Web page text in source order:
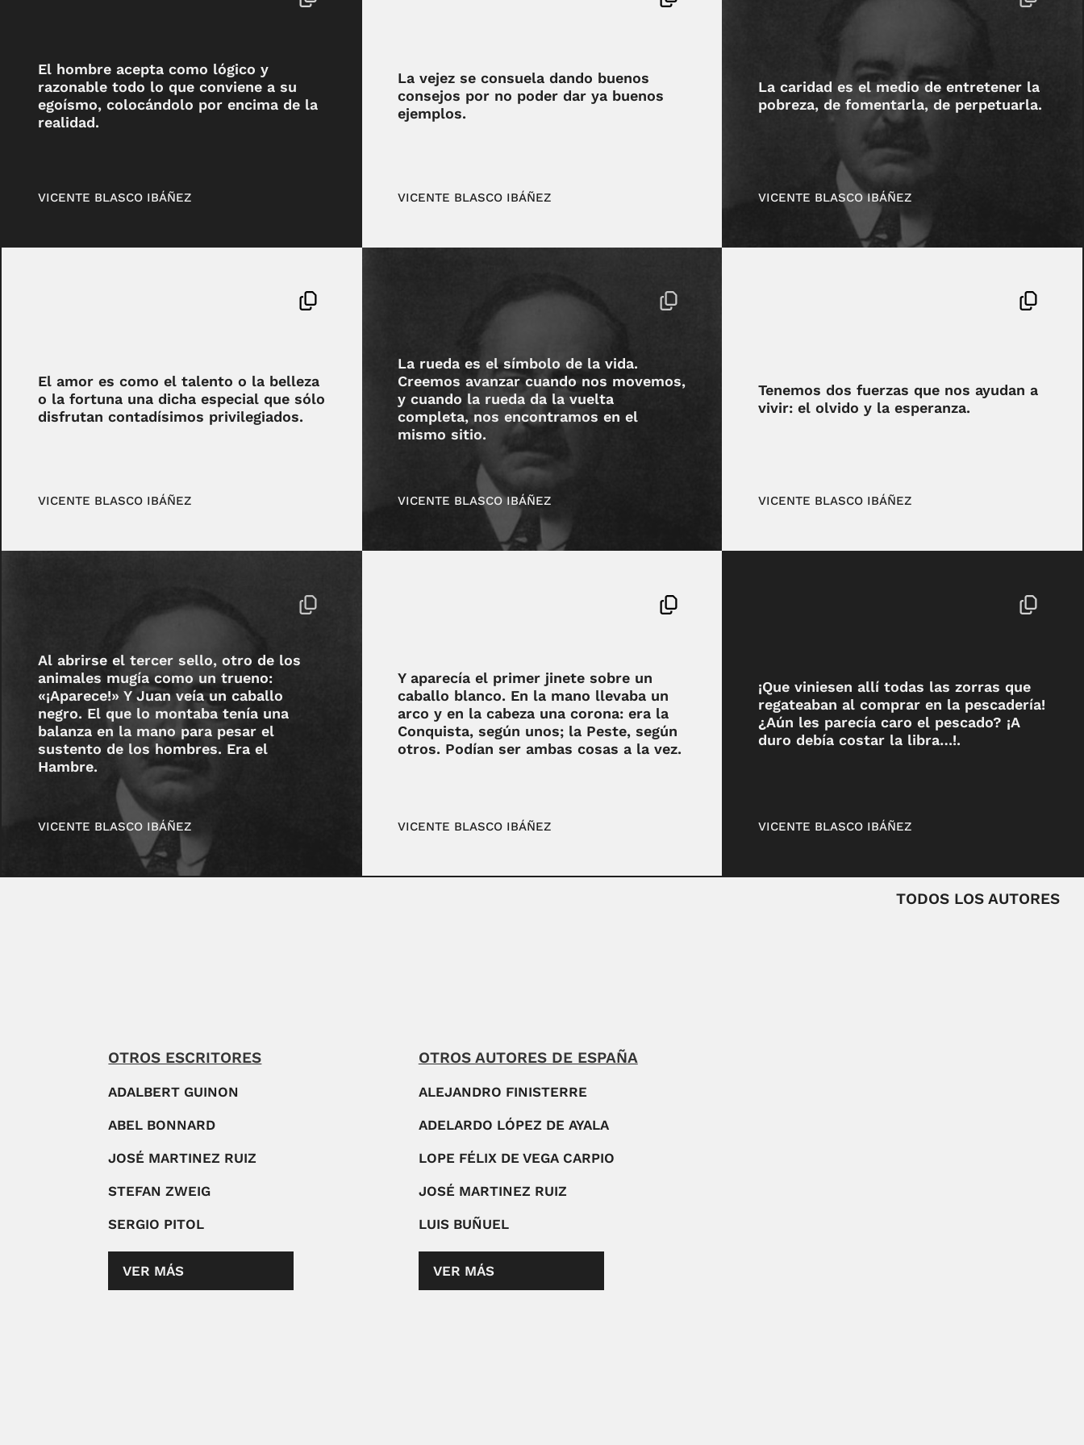
El hombre acepta como lógico y
razonable todo lo que conviene a su
egoísmo, colocándolo por encima de la
realidad.
VICENTE BLASCO IBÁÑEZ
La vejez se consuela dando buenos
consejos por no poder dar ya buenos
ejemplos.
VICENTE BLASCO IBÁÑEZ
La caridad es el medio de entretener la
pobreza, de fomentarla, de perpetuarla.
VICENTE BLASCO IBÁÑEZ
El amor es como el talento o la belleza
o la fortuna una dicha especial que sólo
disfrutan contadísimos privilegiados.
VICENTE BLASCO IBÁÑEZ
La rueda es el símbolo de la vida.
Creemos avanzar cuando nos movemos,
y cuando la rueda da la vuelta
completa, nos encontramos en el
mismo sitio.
VICENTE BLASCO IBÁÑEZ
Tenemos dos fuerzas que nos ayudan a
vivir: el olvido y la esperanza.
VICENTE BLASCO IBÁÑEZ
Al abrirse el tercer sello, otro de los
animales mugía como un trueno:
«¡Aparece!» Y Juan veía un caballo
negro. El que lo montaba tenía una
balanza en la mano para pesar el
sustento de los hombres. Era el
Hambre.
VICENTE BLASCO IBÁÑEZ
Y aparecía el primer jinete sobre un
caballo blanco. En la mano llevaba un
arco y en la cabeza una corona: era la
Conquista, según unos; la Peste, según
otros. Podían ser ambas cosas a la vez.
VICENTE BLASCO IBÁÑEZ
¡Que viniesen allí todas las zorras que
regateaban al comprar en la pescadería!
¿Aún les parecía caro el pescado? ¡A
duro debía costar la libra…!.
VICENTE BLASCO IBÁÑEZ
TODOS LOS AUTORES
OTROS ESCRITORES
ADALBERT GUINON
ABEL BONNARD
JOSÉ MARTINEZ RUIZ
STEFAN ZWEIG
SERGIO PITOL
VER MÁS
OTROS AUTORES DE ESPAÑA
ALEJANDRO FINISTERRE
ADELARDO LÓPEZ DE AYALA
LOPE FÉLIX DE VEGA CARPIO
JOSÉ MARTINEZ RUIZ
LUIS BUÑUEL
VER MÁS